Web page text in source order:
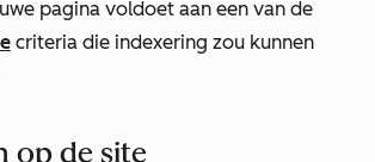
pagina voldoet aan een van de
criteria die indexering zou kunnen
op de site